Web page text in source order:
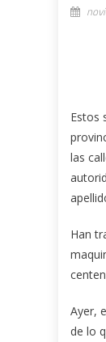
Estos
las
Han
Ayer,
de lo